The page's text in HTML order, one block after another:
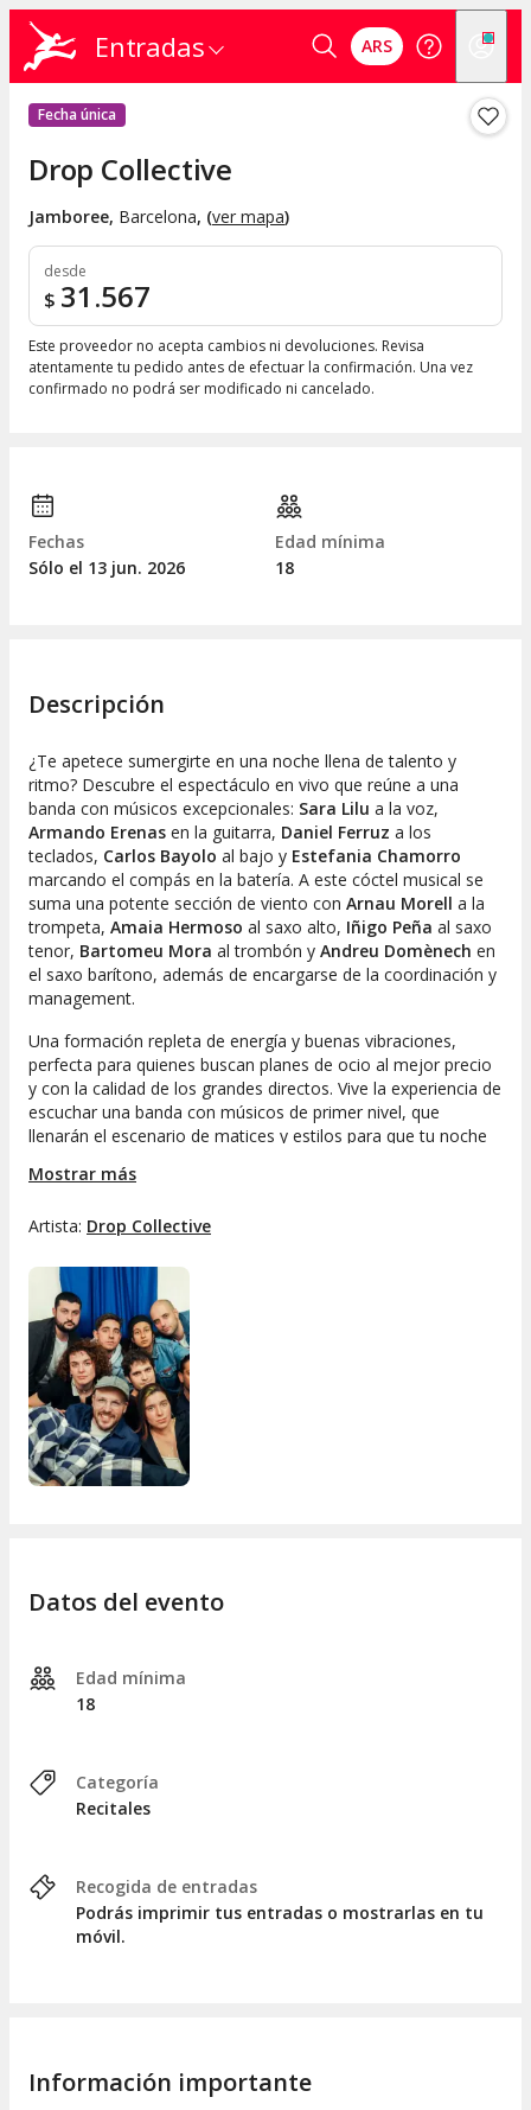
Entradas ARS
Fecha única
Drop Collective
Jamboree, Barcelona, (ver mapa)
desde
$ 31.567
Este proveedor no acepta cambios ni devoluciones. Revisa
atentamente tu pedido antes de efectuar la confirmación. Una vez
confirmado no podrá ser modificado ni cancelado.
Fechas
Sólo el 13 jun. 2026
Edad mínima
18
Descripción
¿Te apetece sumergirte en una noche llena de talento y
ritmo? Descubre el espectáculo en vivo que reúne a una
banda con músicos excepcionales: Sara Lilu a la voz,
Armando Erenas en la guitarra, Daniel Ferruz a los
teclados, Carlos Bayolo al bajo y Estefania Chamorro
marcando el compás en la batería. A este cóctel musical se
suma una potente sección de viento con Arnau Morell a la
trompeta, Amaia Hermoso al saxo alto, Iñigo Peña al saxo
tenor, Bartomeu Mora al trombón y Andreu Domènech en
el saxo barítono, además de encargarse de la coordinación y
management.
Una formación repleta de energía y buenas vibraciones,
perfecta para quienes buscan planes de ocio al mejor precio
y con la calidad de los grandes directos. Vive la experiencia de
escuchar una banda con músicos de primer nivel, que
llenarán el escenario de matices y estilos para que tu noche
esperan!
Mostrar más
Artista: Drop Collective
Datos del evento
Edad mínima
18
Categoría
Recitales
Recogida de entradas
Podrás imprimir tus entradas o mostrarlas en tu
móvil.
Información importante